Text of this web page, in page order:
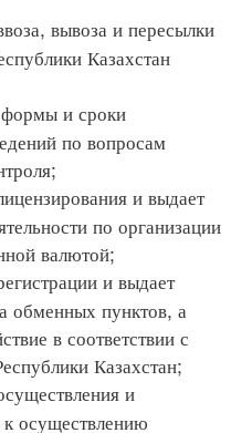
вывоза и пересылки
Казахстан
и сроки
по вопросам
и выдает
по организации
валютой;
и выдает
обменных пунктов, а
в соответствии с
Казахстан;
и
осуществлению